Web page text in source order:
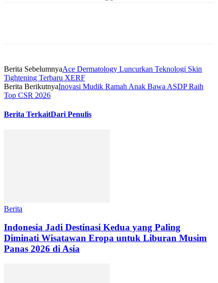
Berita SebelumnyaAce Dermatology Luncurkan Teknologi Skin
Tightening Terbaru XERF
Berita BerikutnyaInovasi Mudik Ramah Anak Bawa ASDP Raih
Top CSR 2026
Berita TerkaitDari Penulis
Berita
Indonesia Jadi Destinasi Kedua yang Paling
Diminati Wisatawan Eropa untuk Liburan Musim
Panas 2026 di Asia